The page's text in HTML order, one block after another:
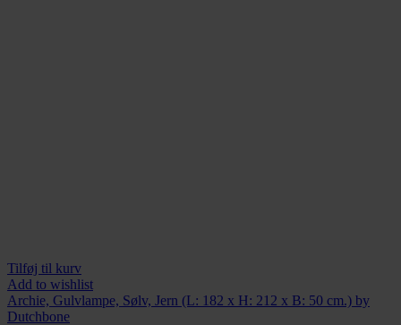
Tilføj til kurv
Add to wishlist
Archie, Gulvlampe, Sølv, Jern (L: 182 x H: 212 x B: 50 cm.) by
Dutchbone